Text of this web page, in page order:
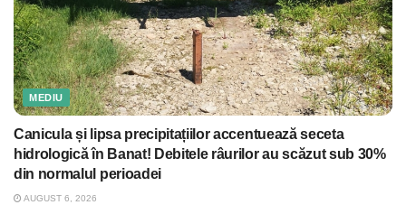
MEDIU
Canicula și lipsa precipitațiilor accentuează seceta
hidrologică în Banat! Debitele râurilor au scăzut sub 30%
din normalul perioadei
AUGUST 6, 2026